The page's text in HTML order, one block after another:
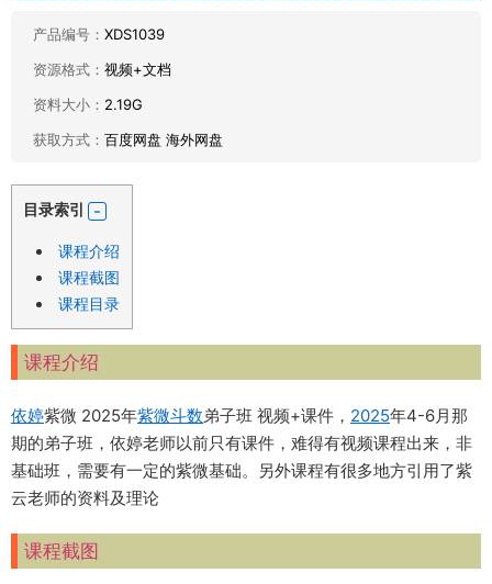
产品编号： XDS1039
资源格式： 视频+文档
资料大小： 2.19G
获取方式： 百度网盘 海外网盘
目录索引
课程介绍
课程截图
课程目录
课程介绍
依婷紫微 2025年紫微斗数弟子班 视频+课件， 2025年4-6月那
期的弟子班，依婷老师以前只有课件，难得有视频课程出来，非
基础班，需要有一定的紫微基础。另外课程有很多地方引用了紫
云老师的资料及理论
课程截图